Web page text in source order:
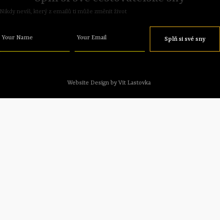
Nikdy nevíš, který z emailů ti může změnit život
Your Name Your Email Splň si své sny
Website Design by Vit Lastovka